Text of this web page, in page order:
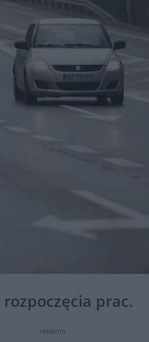
prac.
reklama